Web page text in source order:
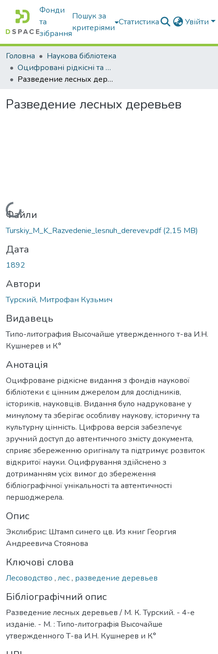
Фонди
та
зібрання
Пошук за
критеріями
Статистика Увійти
Головна
Наукова бібліотека
Оцифровані рідкісні та цінні видання з фонду наукової бібліотеки
Разведение лесных деревьев
Разведение лесных деревьев
Вантажиться...
Файли
Turskiy_M_K_Razvedenie_lesnuh_derevev.pdf(2,15 MB)
Дата
1892
Автори
Турский, Митрофан Кузьмич
Видавець
Типо-литография Высочайше утвержденного т-ва И.Н.
Кушнерев и К°
Анотація
Оцифроване рідкісне видання з фондів наукової
бібліотеки є цінним джерелом для дослідників,
істориків, науковців. Видання було надруковане у
минулому та зберігає особливу наукову, історичну та
культурну цінність. Цифрова версія забезпечує
зручний доступ до автентичного змісту документа,
сприяє збереженню оригіналу та підтримує розвиток
відкритої науки. Оцифрування здійснено з
дотриманням усіх вимог до збереження
бібліографічної унікальності та автентичності
першоджерела.
Опис
Экслибрис: Штамп синего цв. Из книг Георгия
Андреевича Стоянова
Ключові слова
Лесоводство , лес, разведение деревьев
Бібліографічний опис
Разведение лесных деревьев / М. К. Турский. - 4-е
изданіе. - М. : Типо-литографія Высочайше
утвержденного Т-ва И.Н. Кушнерев и К°